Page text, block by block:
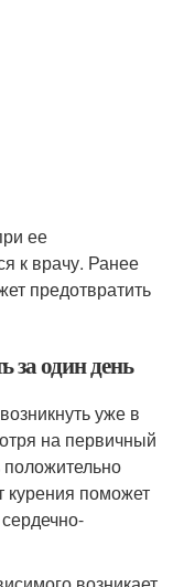
ее
к врачу. Ранее
предотвратить
за один день
уже в
на первичный
курения поможет